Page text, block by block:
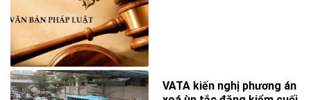
VATA kiến nghị phương án